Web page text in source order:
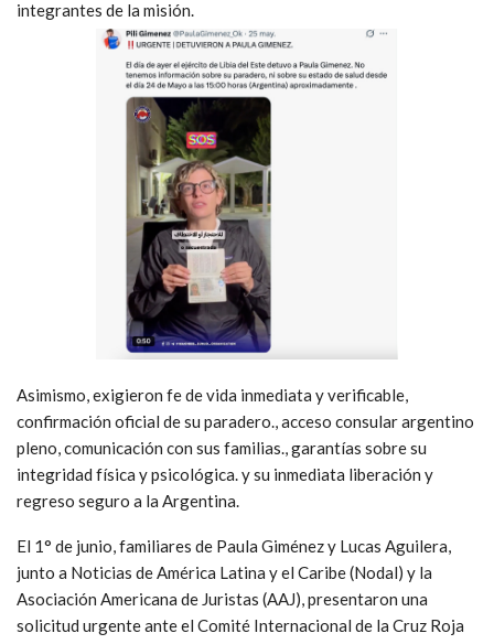
integrantes de la misión.
Asimismo, exigieron fe de vida inmediata y verificable,
confirmación oficial de su paradero., acceso consular argentino
pleno, comunicación con sus familias., garantías sobre su
integridad física y psicológica. y su inmediata liberación y
regreso seguro a la Argentina.
El 1° de junio, familiares de Paula Giménez y Lucas Aguilera,
junto a Noticias de América Latina y el Caribe (Nodal) y la
Asociación Americana de Juristas (AAJ), presentaron una
solicitud urgente ante el Comité Internacional de la Cruz Roja